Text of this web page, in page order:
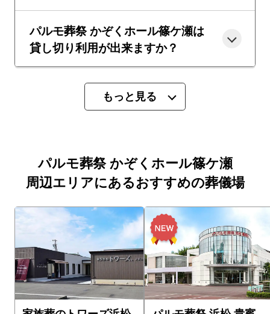
パルモ葬祭 かぞくホール篠ケ瀬は
貸し切り利用が出来ますか？
もっと見る
パルモ葬祭 かぞくホール篠ケ瀬
周辺エリアにあるおすすめの葬儀場